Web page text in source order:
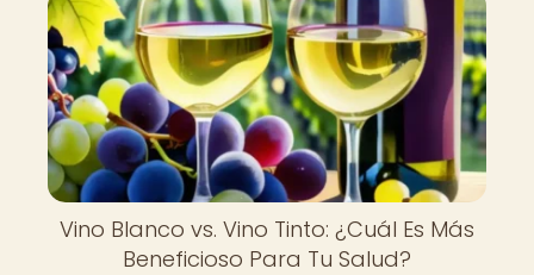
Vino Blanco vs. Vino Tinto: ¿Cuál Es Más
Beneficioso Para Tu Salud?